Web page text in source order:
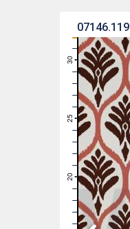
07146.119
16
17
18
19
20
21
22
23
24
25
26
27
28
29
30